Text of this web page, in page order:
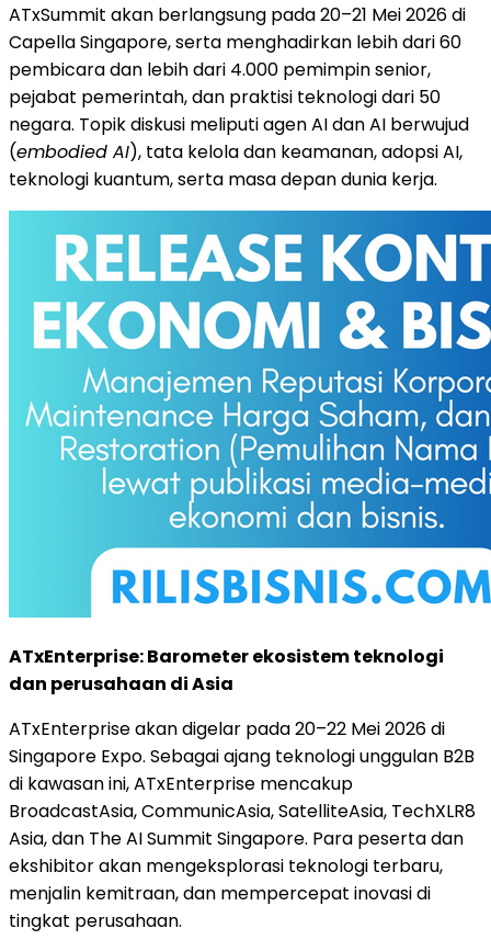
ATxSummit akan berlangsung pada 20–21 Mei 2026 di
Capella Singapore, serta menghadirkan lebih dari 60
pembicara dan lebih dari 4.000 pemimpin senior,
pejabat pemerintah, dan praktisi teknologi dari 50
negara. Topik diskusi meliputi agen AI dan AI berwujud
(embodied AI), tata kelola dan keamanan, adopsi AI,
teknologi kuantum, serta masa depan dunia kerja.
ATxEnterprise: Barometer ekosistem teknologi
dan perusahaan di Asia
ATxEnterprise akan digelar pada 20–22 Mei 2026 di
Singapore Expo. Sebagai ajang teknologi unggulan B2B
di kawasan ini, ATxEnterprise mencakup
BroadcastAsia, CommunicAsia, SatelliteAsia, TechXLR8
Asia, dan The AI Summit Singapore. Para peserta dan
ekshibitor akan mengeksplorasi teknologi terbaru,
menjalin kemitraan, dan mempercepat inovasi di
tingkat perusahaan.